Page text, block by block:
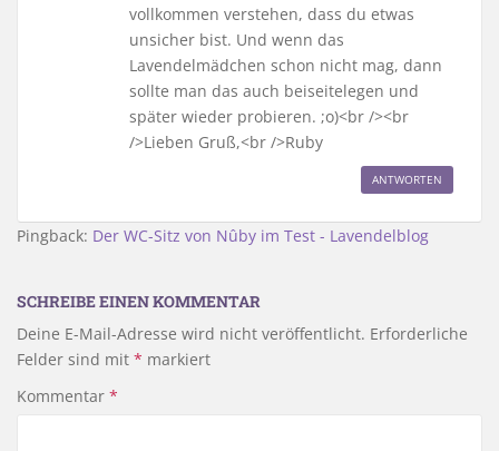
vollkommen verstehen, dass du etwas
unsicher bist. Und wenn das
Lavendelmädchen schon nicht mag, dann
sollte man das auch beiseitelegen und
später wieder probieren. ;o)<br /><br
/>Lieben Gruß,<br />Ruby
ANTWORTEN
Pingback: Der WC-Sitz von Nûby im Test - Lavendelblog
SCHREIBE EINEN KOMMENTAR
Deine E-Mail-Adresse wird nicht veröffentlicht. Erforderliche
Felder sind mit * markiert
Kommentar *